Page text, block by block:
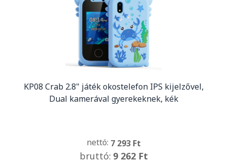
KP08 Crab 2.8" játék okostelefon IPS kijelzővel,
Dual kamerával gyerekeknek, kék
nettó: 7 293 Ft
bruttó: 9 262 Ft